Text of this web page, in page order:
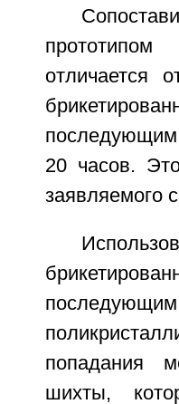
отличается
последующим
20 часов.
заявляемого
попадания
шихты,